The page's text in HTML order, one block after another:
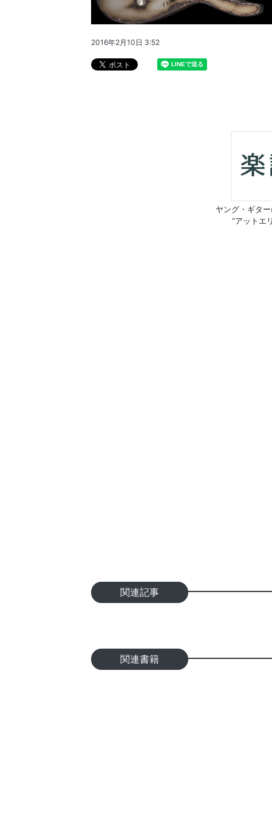
2016年2月10日 3:52
ヤング・ギタ
“アットエ
関連記事
関連書籍